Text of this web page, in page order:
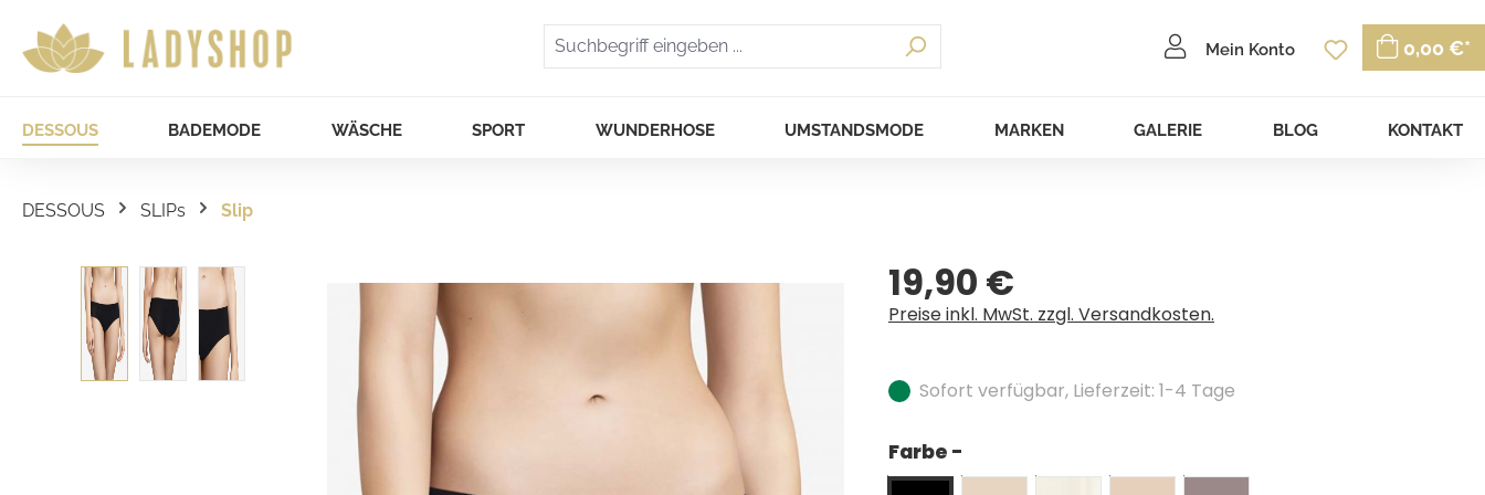
Mein Konto Du hast 0
0,00 €*
DESSOUS BADEMODE WÄSCHE SPORT WUNDERHOSE UMSTANDSMODE MARKEN GALERIE BLOG KONTAKT
DESSOUS SLIPs Slip
Bildergalerie überspringen Regulärer Preis:
19,90 €
Preise inkl. MwSt. zzgl. Versandkosten.
Sofort verfügbar, Lieferzeit: 1-4 Tage
Farbe -